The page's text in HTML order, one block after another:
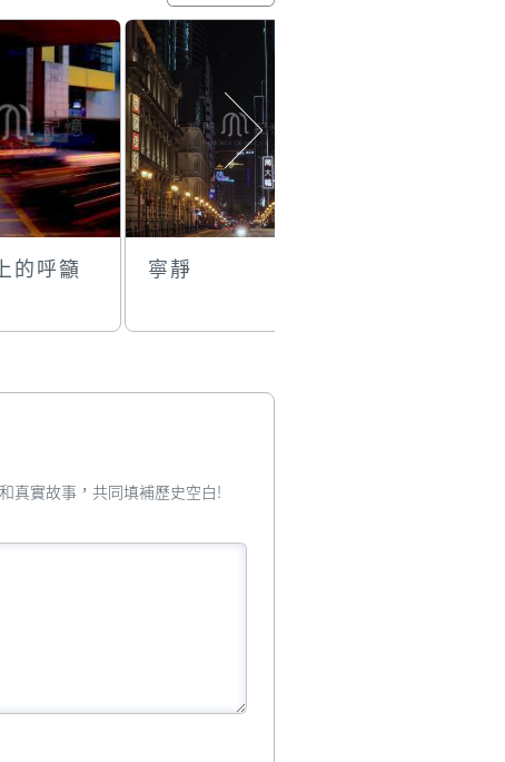
的呼籲 寧靜
真實故事，共同填補歷史空白!